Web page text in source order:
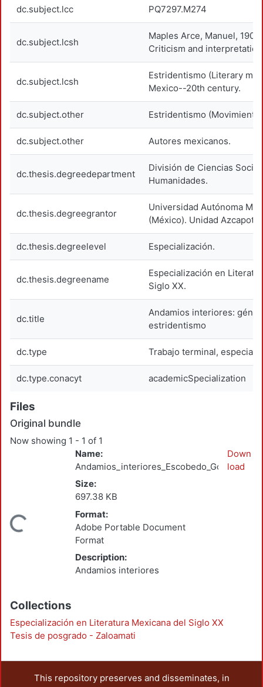
dc.subject.lcc PQ7297.M274
dc.subject.lcsh
Maples Arce, Manuel,
Criticism and
dc.subject.lcsh
Estridentismo (Literary
Mexico--20th century.
dc.subject.other Estridentismo
dc.subject.other Autores mexicanos.
dc.thesis.degreedepartment
División de Ciencias
Humanidades.
dc.thesis.degreegrantor
Universidad Autónoma
(México). Unidad
dc.thesis.degreelevel Especialización.
dc.thesis.degreename
Especialización en
Siglo XX.
dc.title
Andamios interiores:
estridentismo
dc.type Trabajo terminal,
dc.type.conacyt academicSpecialization
Files
Original bundle
Now showing 1 - 1 of 1
Name:
Size:
697.38 KB
Format:
Adobe Portable Document
Format
Description:
Andamios interiores
Down
load
Collections
Especialización en Literatura Mexicana del Siglo XX
Tesis de posgrado - Zaloamati
This repository preserves and disseminates, in